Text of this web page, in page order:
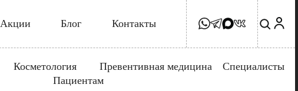
Акции Блог Контакты
Косметология Превентивная медицина
Специалисты
Пациентам